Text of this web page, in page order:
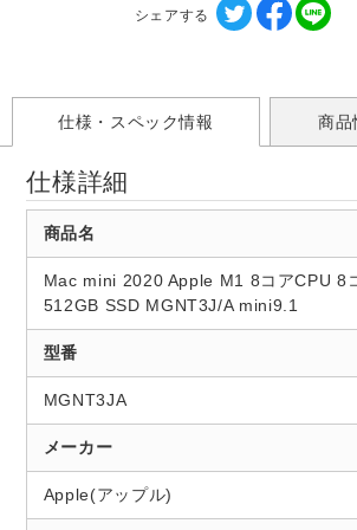
シェアする
仕様・スペック情報 商品
仕様詳細
商品名
Mac mini 2020 Apple M1 8コアCPU 8
512GB SSD MGNT3J/A mini9.1
型番
MGNT3JA
メーカー
Apple(アップル)